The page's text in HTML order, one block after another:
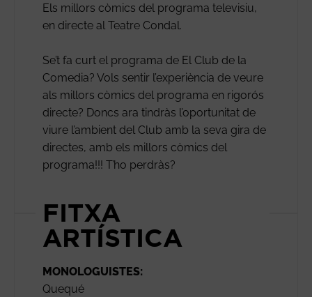
Els millors còmics del programa televisiu,
en directe al Teatre Condal.
Se’t fa curt el programa de El Club de la
Comedia? Vols sentir l’experiència de veure
als millors còmics del programa en rigorós
directe? Doncs ara tindràs l’oportunitat de
viure l’ambient del Club amb la seva gira de
directes, amb els millors còmics del
programa!!! T’ho perdràs?
FITXA
ARTÍSTICA
MONOLOGUISTES:
Quequé